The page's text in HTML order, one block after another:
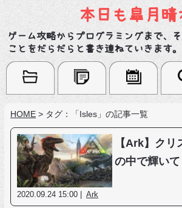
本日も皐月晴
ゲーム攻略からプログラミングまで、
ことをだらだらと書き連ねていきます。
HOME > タグ：「Isles」の記事一覧
【Ark】ク
の中で輝いて
2020.09.24 15:00 | Ark